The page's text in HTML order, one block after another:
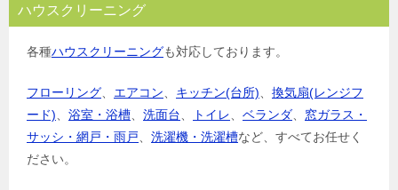
ハウスクリーニング
各種ハウスクリーニングも対応しております。
フローリング、 エアコン、 キッチン(台所)、 換気扇(レンジフ
ード)、 浴室・浴槽、 洗面台、 トイレ、 ベランダ、 窓ガラス・
サッシ・網戸・雨戸、 洗濯機・洗濯槽など、すべてお任せく
ださい。